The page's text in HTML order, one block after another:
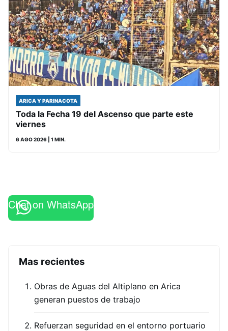
ARICA Y PARINACOTA
Toda la Fecha 19 del Ascenso que parte este
viernes
6 AGO 2026 | 1 MIN.
Chat on WhatsApp
Mas recientes
Obras de Aguas del Altiplano en Arica
generan puestos de trabajo
Refuerzan seguridad en el entorno portuario